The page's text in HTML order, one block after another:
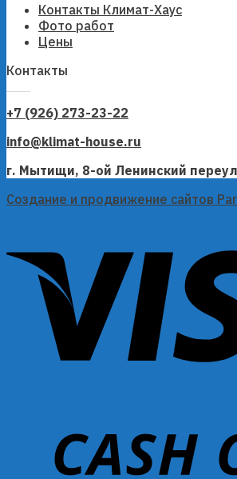
Контакты Климат-Хаус
Фото работ
Цены
Контакты
+7 (926) 273-23-22
info@klimat-house.ru
г. Мытищи, 8-ой Ленинский
Создание и продвижение сайтов